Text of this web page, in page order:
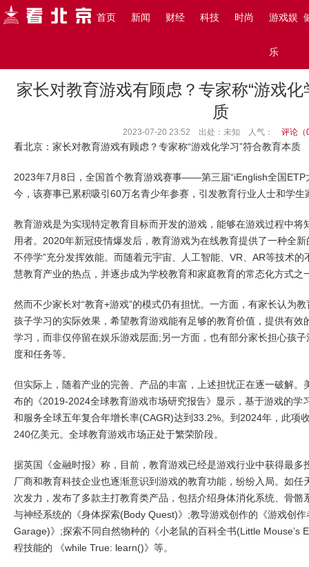
首页 新闻 财经 科技 时尚 游戏娱
乐
搜索
家长对教育游戏有顾虑？专家称“游戏化
质
2023-07-20 23:52 出处：未知 人气： 评论（
看北京 ：家长对教育游戏有顾虑？专家称“游戏化学习”符合教育本质
2023年7月8日，全国首个教育游戏赛事——第三届“iEnglish全国ETP
今，该赛事已累积吸引60万名青少年参赛，引发教育行业人士和学生
教育游戏是为实现特定教育目标而开发的游戏，能够在游戏过程中将
用者。2020年新冠疫情爆发后，教育游戏为在线教育提供了一种全
不停学”充分发挥效能。而随着元宇宙、人工智能、VR、AR等技术
慧教育产业的热点，并逐步成为学校教育和家庭教育的常态化方式之
然而不少家长对“教育+游戏”的模式仍有担忧。一方面，有家长认为
孩子学习的实际效果，希望教育游戏能有足够的教育价值，提供有效
学习，而非仅停留在娱乐游戏层面;另一方面，也有部分家长担心孩
度和任务等。
但实际上，随着产业的完善、产品的丰富，上述担忧正在逐一破解。
布的《2019-2024全球教育游戏市场研究报告》显示，基于游戏的学
和服务全球五年复合年增长率(CAGR)达到33.2%。到2024年，此项
240亿美元。全球教育游戏市场正处于繁荣阶段。
据英国《金融时报》称，目前，教育游戏已经是游戏行业中获得最多
厂商和教育科技企业也逐渐意识到游戏的教育功能，纷纷入局。如
次发力，发布了多款主打教育类产品，包括介绍身体消化系统、骨骼
与神经系统的《身体探索(Body Quest)》;教导游戏创作的《游戏创
Garage)》;探索不同自然物种的《小老鼠的百科全书(Little Mouse’s
程技能的 《while True: learn()》等。